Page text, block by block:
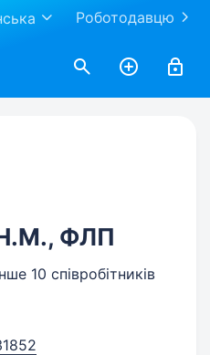
Роботодавцю
Н.М., ФЛП
10 співробітників